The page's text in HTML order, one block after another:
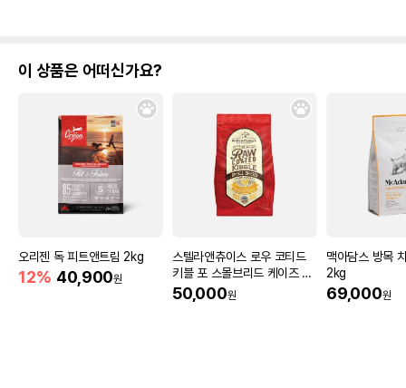
이 상품은 어떠신가요?
오리젠 독 피트앤트림 2kg
12% 40,900원
스텔라앤츄이스 로우 코티드
키블 포 스몰브리드 케이즈 프
리 치킨 1.6kg
50,000원
맥아담스 방목
2kg
69,000원